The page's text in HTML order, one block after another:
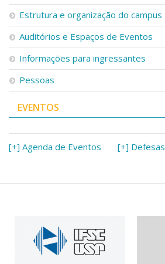
Serviços
Bibliotecas
Apoio ao Estudante
Segurança, Trânsito e Prevenção
RH, Administrativo e Financeiro
Outros serviços
Comunicação
Assessorias e Mídias
Aplicativos e Sites
Jornal da USP
Agenda de Eventos
Estrutura e organização do campus
Auditórios e Espaços de Eventos
Informações para ingressantes
Pessoas
EVENTOS
[+] Agenda de Eventos [+]